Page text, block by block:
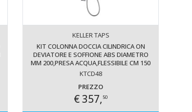
KELLER TAPS
KIT COLONNA DOCCIA CILINDRICA ON
DEVIATORE E SOFFIONE ABS DIAMETRO
MM 200,PRESA ACQUA,FLESSIBILE CM 150
E DOCCETTA CILINDRICA. FINITURA
KTCD48
PREZZO
€ 357,50